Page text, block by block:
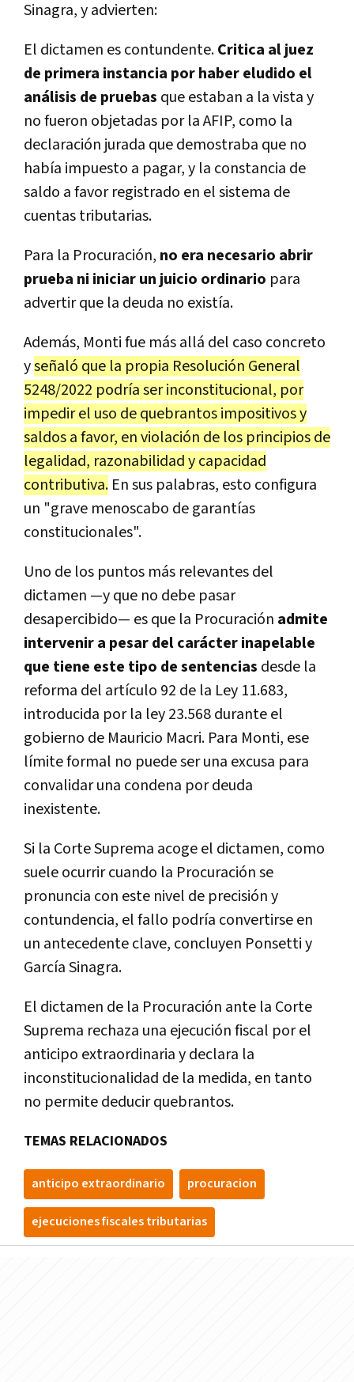
Sinagra, y advierten:
El dictamen es contundente.Critica al juez
de primera instancia por haber eludido el
análisis de pruebas que estaban a la vista y
no fueron objetadas por la AFIP, como la
declaración jurada que demostraba que no
había impuesto a pagar, y la constancia de
saldo a favor registrado en el sistema de
cuentas tributarias.
Para la Procuración, no era necesario abrir
prueba ni iniciar un juicio ordinario para
advertir que la deuda no existía.
Además, Monti fue más allá del caso concreto
yseñaló que la propia Resolución General
5248/2022 podría ser inconstitucional, por
impedir el uso de quebrantos impositivos y
saldos a favor, en violación de los principios de
legalidad, razonabilidad y capacidad
contributiva. En sus palabras, esto configura
un "grave menoscabo de garantías
constitucionales".
Uno de los puntos más relevantes del
dictamen —y que no debe pasar
desapercibido— es que la Procuración admite
intervenir a pesar del carácter inapelable
que tiene este tipo de sentencias desde la
reforma del artículo 92 de la Ley 11.683,
introducida por la ley 23.568 durante el
gobierno de Mauricio Macri. Para Monti, ese
límite formal no puede ser una excusa para
convalidar una condena por deuda
inexistente.
Si la Corte Suprema acoge el dictamen, como
suele ocurrir cuando la Procuración se
pronuncia con este nivel de precisión y
contundencia, el fallo podría convertirse en
un antecedente clave, concluyen Ponsetti y
García Sinagra.
El dictamen de la Procuración ante la Corte
Suprema rechaza una ejecución fiscal por el
anticipo extraordinaria y declara la
inconstitucionalidad de la medida, en tanto
no permite deducir quebrantos.
TEMAS RELACIONADOS
anticipo extraordinario procuracion
ejecuciones fiscales tributarias